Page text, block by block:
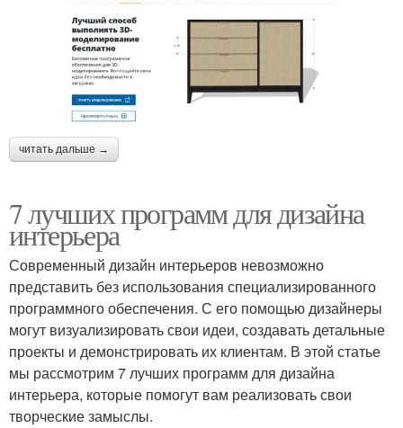
читать дальше →
7 лучших программ для дизайна
интерьера
Современный дизайн интерьеров невозможно
представить без использования специализированного
программного обеспечения. С его помощью дизайнеры
могут визуализировать свои идеи, создавать детальные
проекты и демонстрировать их клиентам. В этой статье
мы рассмотрим 7 лучших программ для дизайна
интерьера, которые помогут вам реализовать свои
творческие замыслы.